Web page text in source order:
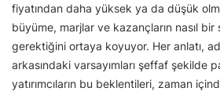
fiyatından daha yüksek ya da düşük
büyüme, marjlar ve kazançların nasıl bir
gerektiğini ortaya koyuyor. Her anlatı,
arkasındaki varsayımları şeffaf şekilde
yatırımcıların bu beklentileri, zaman